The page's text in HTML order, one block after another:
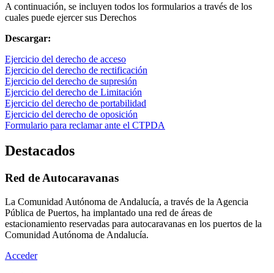
A continuación, se incluyen todos los formularios a través de los
cuales puede ejercer sus Derechos
Descargar:
Ejercicio del derecho de acceso
Ejercicio del derecho de rectificación
Ejercicio del derecho de supresión
Ejercicio del derecho de Limitación
Ejercicio del derecho de portabilidad
Ejercicio del derecho de oposición
Formulario para reclamar ante el CTPDA
Destacados
Red de Autocaravanas
La Comunidad Autónoma de Andalucía, a través de la Agencia
Pública de Puertos, ha implantado una red de áreas de
estacionamiento reservadas para autocaravanas en los puertos de la
Comunidad Autónoma de Andalucía.
Acceder